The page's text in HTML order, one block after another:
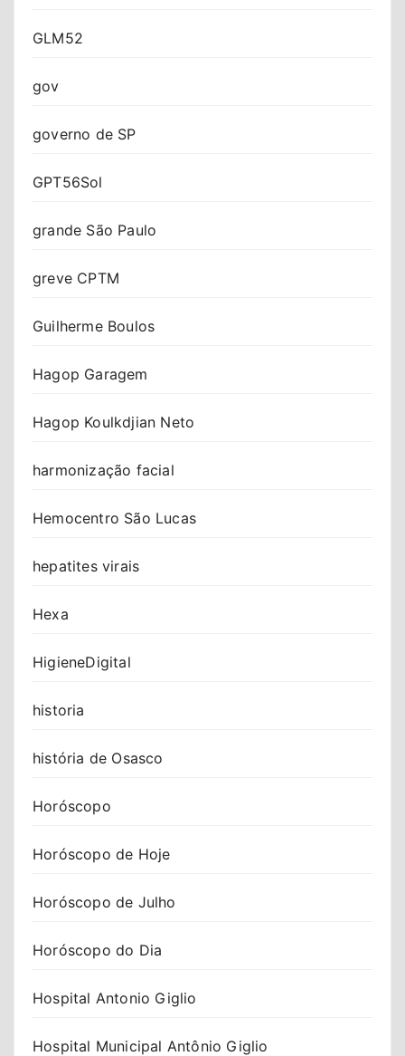
GLM52
gov
governo de SP
GPT56Sol
grande São Paulo
greve CPTM
Guilherme Boulos
Hagop Garagem
Hagop Koulkdjian Neto
harmonização facial
Hemocentro São Lucas
hepatites virais
Hexa
HigieneDigital
historia
história de Osasco
Horóscopo
Horóscopo de Hoje
Horóscopo de Julho
Horóscopo do Dia
Hospital Antonio Giglio
Hospital Municipal Antônio Giglio